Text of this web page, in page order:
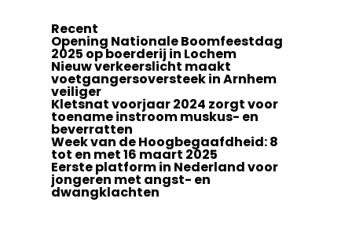
Recent
Opening Nationale Boomfeestdag
2025 op boerderij in Lochem
Nieuw verkeerslicht maakt
voetgangersoversteek in Arnhem
veiliger
Kletsnat voorjaar 2024 zorgt voor
toename instroom muskus- en
beverratten
Week van de Hoogbegaafdheid: 8
tot en met 16 maart 2025
Eerste platform in Nederland voor
jongeren met angst- en
dwangklachten